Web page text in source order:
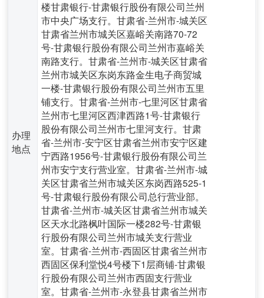
办理
地点
楼甘肃银行-甘肃银行股份有限公司兰州
市中央广场支行。甘肃省-兰州市-城关区
甘肃省兰州市城关区嘉峪关南路70-72
号-甘肃银行股份有限公司兰州市嘉峪关
南路支行。甘肃省-兰州市-城关区甘肃省
兰州市城关区东岗东路金生电子商贸城
一楼-甘肃银行股份有限公司兰州市五里
铺支行。甘肃省-兰州市-七里河区甘肃省
兰州市七里河区西津西路1号-甘肃银行
股份有限公司兰州市七里河支行。甘肃
省-兰州市-安宁区甘肃省兰州市安宁区建
宁西路1956号-甘肃银行股份有限公司兰
州市安宁支行营业室。甘肃省-兰州市-城
关区甘肃省兰州市城关区东岗西路525-1
号-甘肃银行股份有限公司总行营业部。
甘肃省-兰州市-城关区甘肃省兰州市城关
区天水北路枫叶国际一楼282号-甘肃银
行股份有限公司兰州市城关支行营业
室。甘肃省-兰州市-西固区甘肃省兰州市
西固区保利堂悦4号楼下1层商铺-甘肃银
行股份有限公司兰州市西固支行营业
室。甘肃省-兰州市-永登县甘肃省兰州市